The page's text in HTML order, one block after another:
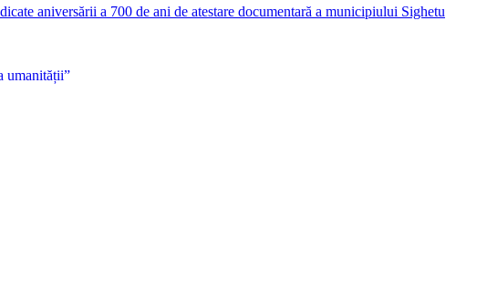
aniversării a 700 de ani de atestare documentară a municipiului Sighetu
umanității”